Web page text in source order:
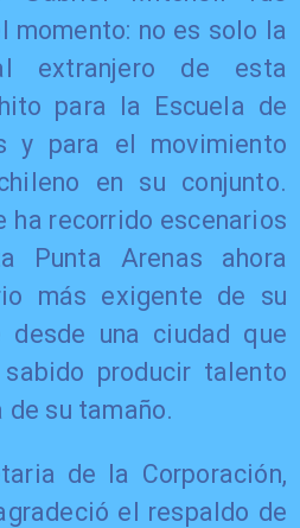
momento: no es solo la
extranjero de esta
para la Escuela de
y para el movimiento
en su conjunto.
ha recorrido escenarios
Punta Arenas ahora
más exigente de su
una ciudad que
producir talento
su tamaño.
de la Corporación,
el respaldo de